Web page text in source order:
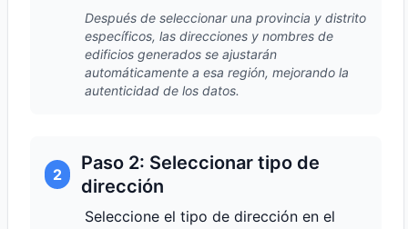
Después de seleccionar una provincia y distrito
específicos, las direcciones y nombres de
edificios generados se ajustarán
automáticamente a esa región, mejorando la
autenticidad de los datos.
2
Paso 2: Seleccionar tipo de
dirección
Seleccione el tipo de dirección en el